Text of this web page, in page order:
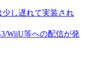
少し遅れて実装され
WiiU等への配信が発